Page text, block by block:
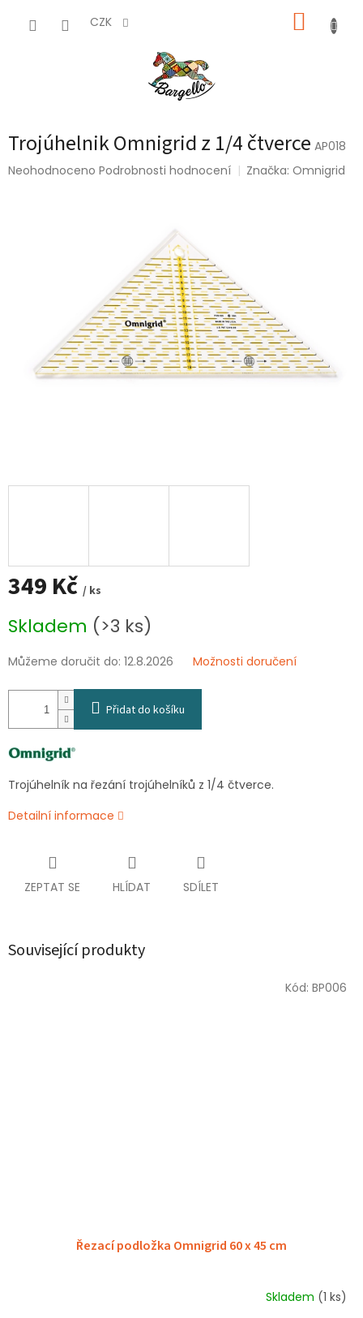
CZK
Trojúhelnik Omnigrid z 1/4 čtverce AP018
Průměrné
Neohodnoceno Podrobnosti hodnocení Značka:Omnigrid
349 Kč / ks
cena:
Skladem (>3 ks)
Můžeme doručit do: 12.8.2026 Možnosti doručení
Přidat do košíku
Trojúhelník na řezání trojúhelníků z 1/4 čtverce.
Detailní informace
ZEPTAT SE HLÍDAT SDÍLET
Související produkty
Řezací podložka Omnigrid 60 x 45 cm
Skladem (1 ks)
Kód: BP006